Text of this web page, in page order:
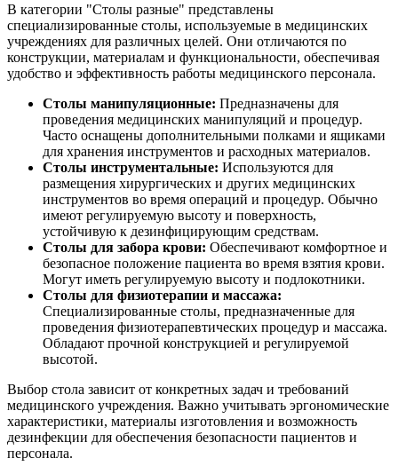
В категории "Столы разные" представлены
специализированные столы, используемые в медицинских
учреждениях для различных целей. Они отличаются по
конструкции, материалам и функциональности, обеспечивая
удобство и эффективность работы медицинского персонала.
Столы манипуляционные: Предназначены для
проведения медицинских манипуляций и процедур.
Часто оснащены дополнительными полками и ящиками
для хранения инструментов и расходных материалов.
Столы инструментальные: Используются для
размещения хирургических и других медицинских
инструментов во время операций и процедур. Обычно
имеют регулируемую высоту и поверхность,
устойчивую к дезинфицирующим средствам.
Столы для забора крови: Обеспечивают комфортное и
безопасное положение пациента во время взятия крови.
Могут иметь регулируемую высоту и подлокотники.
Столы для физиотерапии и массажа:
Специализированные столы, предназначенные для
проведения физиотерапевтических процедур и массажа.
Обладают прочной конструкцией и регулируемой
высотой.
Выбор стола зависит от конкретных задач и требований
медицинского учреждения. Важно учитывать эргономические
характеристики, материалы изготовления и возможность
дезинфекции для обеспечения безопасности пациентов и
персонала.